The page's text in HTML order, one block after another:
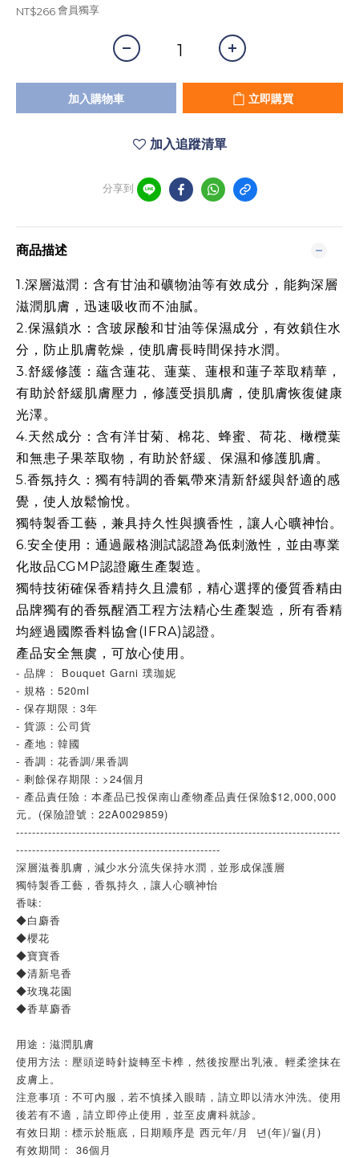
NT$266會員獨享
加入購物車 立即購買
加入追蹤清單
分享到
商品描述
1.深層滋潤：含有甘油和礦物油等有效成分，能夠深層
滋潤肌膚，迅速吸收而不油膩。
2.保濕鎖水：含玻尿酸和甘油等保濕成分，有效鎖住水
分，防止肌膚乾燥，使肌膚長時間保持水潤。
3.舒緩修護：蘊含蓮花、蓮葉、蓮根和蓮子萃取精華，
有助於舒緩肌膚壓力，修護受損肌膚，使肌膚恢復健康
光澤。
4.天然成分：含有洋甘菊、棉花、蜂蜜、荷花、橄欖葉
和無患子果萃取物，有助於舒緩、保濕和修護肌膚。
5.香氛持久：獨有特調的香氣帶來清新舒緩與舒適的感
覺，使人放鬆愉悅。
獨特製香工藝，兼具持久性與擴香性，讓人心曠神怡。
6.安全使用：通過嚴格測試認證為低刺激性，並由專業
化妝品CGMP認證廠生產製造。
獨特技術確保香精持久且濃郁，精心選擇的優質香精由
品牌獨有的香氛醒酒工程方法精心生產製造，所有香精
均經過國際香料協會(IFRA)認證。
產品安全無虞，可放心使用。
- 品牌： Bouquet Garni 璞珈妮
- 規格：520ml
- 保存期限：3年
- 貨源：公司貨
- 產地：韓國
- 香調：花香調/果香調
- 剩餘保存期限：>24個月
- 產品責任險：本產品已投保南山產物產品責任保險$12,000,000
元。(保險證號：22A0029859)
---------------------------------------------------------------------------------
---------------------------------------------------
深層滋養肌膚，減少水分流失保持水潤，並形成保護層
獨特製香工藝，香氛持久，讓人心曠神怡
香味:
◆白麝香
◆櫻花
◆寶寶香
◆清新皂香
◆玫瑰花園
◆香草麝香
用途：滋潤肌膚
使用方法：壓頭逆時針旋轉至卡榫，然後按壓出乳液。輕柔塗抹在
皮膚上。
注意事項：不可內服，若不慎揉入眼睛，請立即以清水沖洗。使用
後若有不適，請立即停止使用，並至皮膚科就診。
有效日期：標示於瓶底，日期顺序是 西元年/月 년(年)/월(月)
有效期間： 36個月